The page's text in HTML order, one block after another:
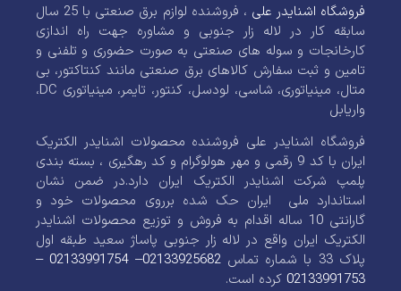
فروشگاه اشنایدر علی
، فروشنده لوازم برق صنعتی با 25 سال
سابقه کار در لاله زار جنوبی و مشاوره جهت راه اندازی
کارخانجات و سوله های صنعتی به صورت حضوری و تلفنی و
تامین و ثبت سفارش کالاهای برق صنعتی مانند کنتاکتور، بی
متال، مینیاتوری، شاسی، لودسل، کنتور، تایمر، مینیاتوری DC،
واریابل
فروشگاه اشنایدر علی فروشنده محصولات اشنایدر الکتریک
ایران با کد 9 رقمی و مهر هولوگرام و کد رهگیری ، بسته بندی
پلمپ شرکت اشنایدر الکتریک ایران دارد.در ضمن نشان
استاندارد ملی ایران حک شده برروی محصولات خود و
گارانتی 10 ساله اقدام به فروش و توزیع محصولات اشنایدر
الکتریک ایران واقع در لاله زار جنوبی پاساژ سعید طبقه اول
پلاک 33 با شماره تماس
02133925682
–
02133991754
–
02133991753 کرده است.